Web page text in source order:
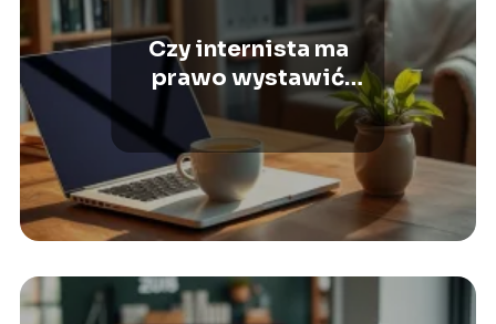
Czy internista ma
prawo wystawić
zwolnienie z powodu
wypalenia
zawodowego?